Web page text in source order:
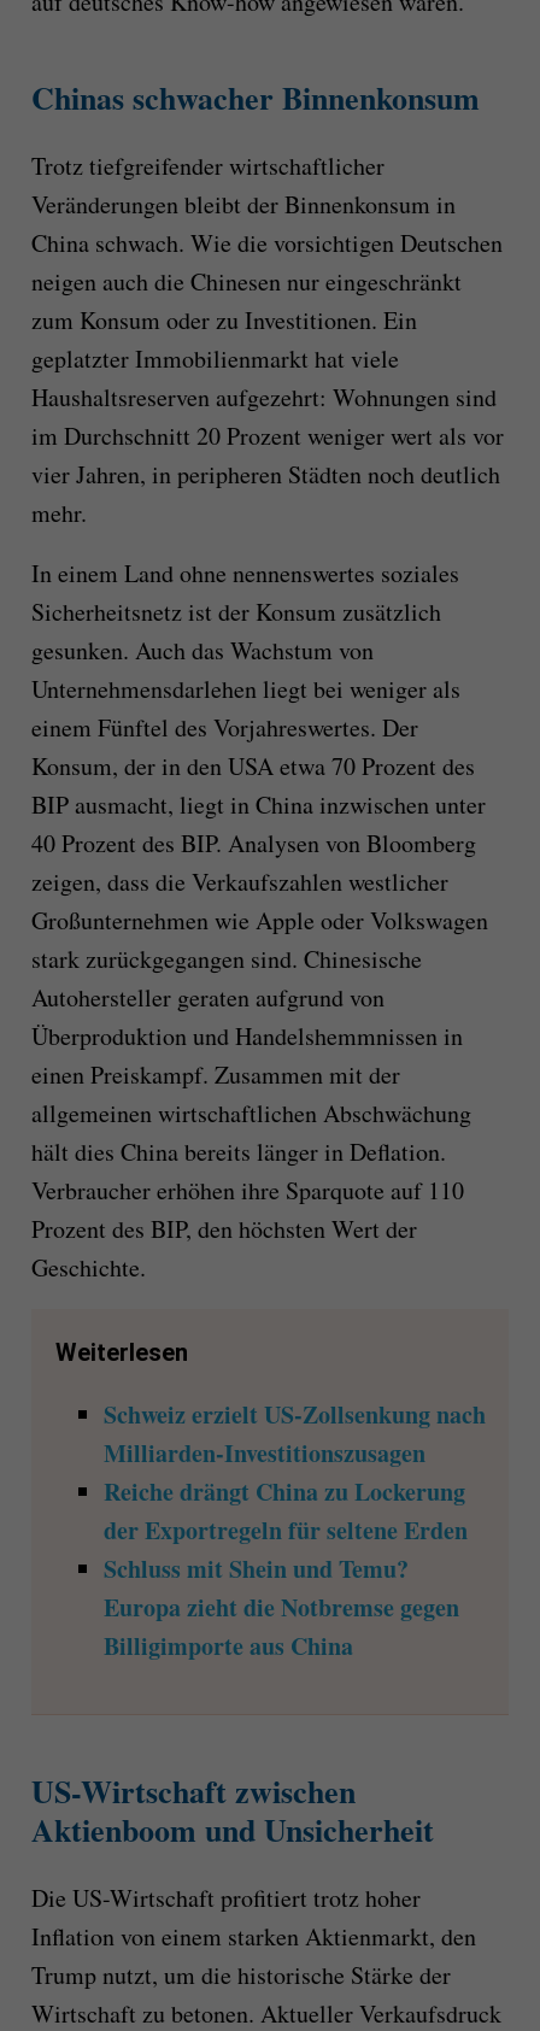
Chinas schwacher Binnenkonsum
Trotz tiefgreifender wirtschaftlicher
Veränderungen bleibt der Binnenkonsum in
China schwach. Wie die vorsichtigen Deutschen
neigen auch die Chinesen nur eingeschränkt
zum Konsum oder zu Investitionen. Ein
geplatzter Immobilienmarkt hat viele
Haushaltsreserven aufgezehrt: Wohnungen sind
im Durchschnitt 20 Prozent weniger wert als vor
vier Jahren, in peripheren Städten noch deutlich
mehr.
In einem Land ohne nennenswertes soziales
Sicherheitsnetz ist der Konsum zusätzlich
gesunken. Auch das Wachstum von
Unternehmensdarlehen liegt bei weniger als
einem Fünftel des Vorjahreswertes. Der
Konsum, der in den USA etwa 70 Prozent des
BIP ausmacht, liegt in China inzwischen unter
40 Prozent des BIP. Analysen von Bloomberg
zeigen, dass die Verkaufszahlen westlicher
Großunternehmen wie Apple oder Volkswagen
stark zurückgegangen sind. Chinesische
Autohersteller geraten aufgrund von
Überproduktion und Handelshemmnissen in
einen Preiskampf. Zusammen mit der
allgemeinen wirtschaftlichen Abschwächung
hält dies China bereits länger in Deflation.
Verbraucher erhöhen ihre Sparquote auf 110
Prozent des BIP, den höchsten Wert der
Geschichte.
Weiterlesen
Schweiz erzielt US-Zollsenkung nach
Milliarden-Investitionszusagen
Reiche drängt China zu Lockerung
der Exportregeln für seltene Erden
Schluss mit Shein und Temu?
Europa zieht die Notbremse gegen
Billigimporte aus China
US-Wirtschaft zwischen
Aktienboom und Unsicherheit
Die US-Wirtschaft profitiert trotz hoher
Inflation von einem starken Aktienmarkt, den
Trump nutzt, um die historische Stärke der
Wirtschaft zu betonen. Aktueller Verkaufsdruck